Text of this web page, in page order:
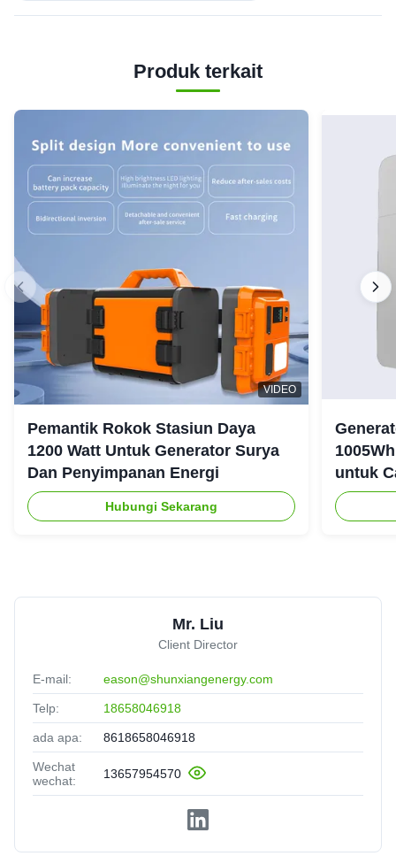
Produk terkait
VIDEO
Pemantik Rokok Stasiun Daya
1200 Watt Untuk Generator Surya
Dan Penyimpanan Energi
Hubungi Sekarang
untuk
Mr. Liu
Client Director
E-mail: eason@shunxiangenergy.com
Telp: 18658046918
ada apa: 8618658046918
Wechat
wechat:
13657954570